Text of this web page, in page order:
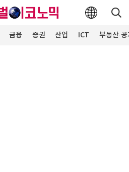
금융 증권 산업 ICT 부동산·